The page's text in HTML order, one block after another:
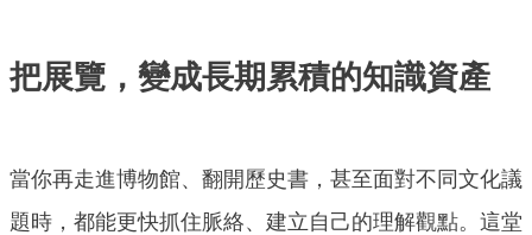
把展覽，變成長期累積的知識資產
當你再走進博物館、翻開歷史書，甚至面對不同文化議
題時，都能更快抓住脈絡、建立自己的理解觀點。這堂